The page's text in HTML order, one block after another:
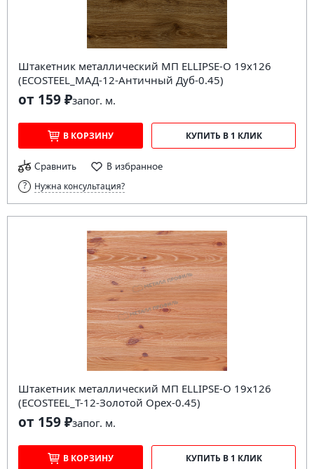
Штакетник металлический МП ELLIPSE-O 19х126
(ECOSTEEL_МАД-12-Античный Дуб-0.45)
от 159 ₽запог. м.
В КОРЗИНУ КУПИТЬ В 1 КЛИК
Сравнить В избранное
Нужна консультация?
Штакетник металлический МП ELLIPSE-O 19х126
(ECOSTEEL_T-12-Золотой Орех-0.45)
от 159 ₽запог. м.
В КОРЗИНУ КУПИТЬ В 1 КЛИК